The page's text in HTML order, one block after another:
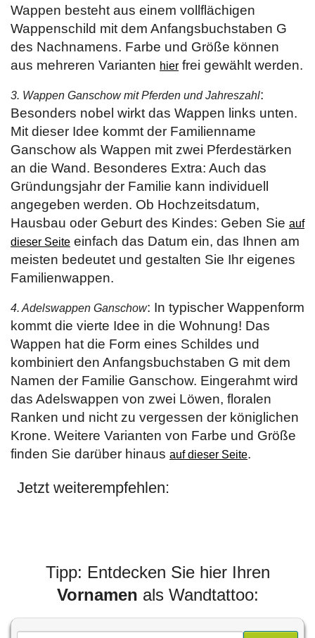
Wappen besteht aus einem vollflächigen
Wappenschild mit dem Anfangsbuchstaben G
des Nachnamens. Farbe und Größe können
aus mehreren Varianten hier frei gewählt werden.
3. Wappen Ganschow mit Pferden und Jahreszahl:
Besonders nobel wirkt das Wappen links unten.
Mit dieser Idee kommt der Familienname
Ganschow als Wappen mit zwei Pferdestärken
an die Wand. Besonderes Extra: Auch das
Gründungsjahr der Familie kann individuell
angegeben werden. Ob Hochzeitsdatum,
Hausbau oder Geburt des Kindes: Geben Sie auf
dieser Seite einfach das Datum ein, das Ihnen am
meisten bedeutet und gestalten Sie Ihr eigenes
Familienwappen.
4. Adelswappen Ganschow: In typischer Wappenform
kommt die vierte Idee in die Wohnung! Das
Wappen hat die Form eines Schildes und
kombiniert den Anfangsbuchstaben G mit dem
Namen der Familie Ganschow. Eingerahmt wird
das Adelswappen von zwei Löwen, floralen
Ranken und nicht zu vergessen der königlichen
Krone. Weitere Varianten von Farbe und Größe
finden Sie darüber hinaus auf dieser Seite.
Jetzt weiterempfehlen:
Tipp: Entdecken Sie hier Ihren
Vornamen als Wandtattoo: